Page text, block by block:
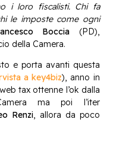
i loro fiscalisti. Chi fa
le imposte come ogni
Boccia (PD),
della Camera.
e porta avanti questa
a key4biz), anno in
tax ottenne l’ok dalla
ma poi l’iter
Renzi, allora da poco